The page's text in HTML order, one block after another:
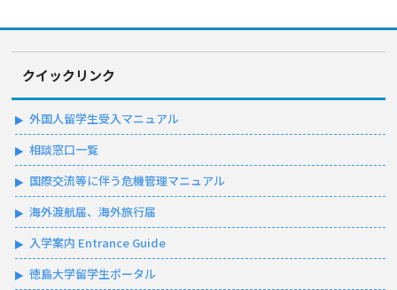
クイックリンク
外国人留学生受入マニュアル
相談窓口一覧
国際交流等に伴う危機管理マニュアル
海外渡航届、海外旅行届
入学案内 Entrance Guide
徳島大学留学生ポータル